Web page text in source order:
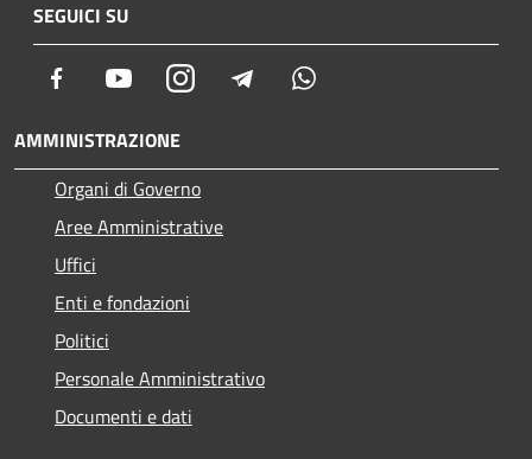
SEGUICI SU
Facebook YoutubeInstagram Telegram
AMMINISTRAZIONE
Organi di Governo
Aree Amministrative
Uffici
Enti e fondazioni
Politici
Personale Amministrativo
Documenti e dati